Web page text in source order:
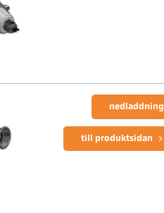
nedladdning
till produktsidan